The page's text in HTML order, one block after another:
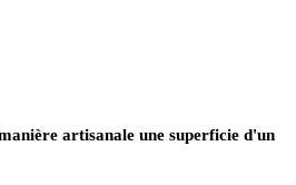
artisanale une superficie d'un